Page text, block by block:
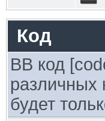
Код
BB код
различных
будет